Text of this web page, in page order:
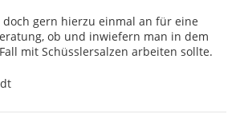
doch gern hierzu einmal an für eine
ob und inwiefern man in dem
mit Schüsslersalzen arbeiten sollte.